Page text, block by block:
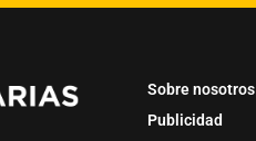
Sobre nosotros
Publicidad